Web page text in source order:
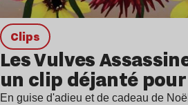
clips
Les Vulves
un clip déjanté
En guise d'adieu et de cadeau de